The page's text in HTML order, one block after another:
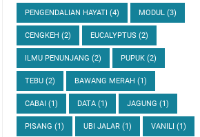
PENGENDALIAN HAYATI (4) MODUL (3)
CENGKEH (2) EUCALYPTUS (2)
ILMU PENUNJANG (2) PUPUK (2)
TEBU (2) BAWANG MERAH (1)
CABAI (1) DATA (1) JAGUNG (1)
PISANG (1) UBI JALAR (1) VANILI (1)